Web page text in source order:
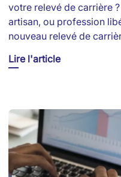
votre relevé de carrière
artisan, ou profession
nouveau relevé de
Lire l'article